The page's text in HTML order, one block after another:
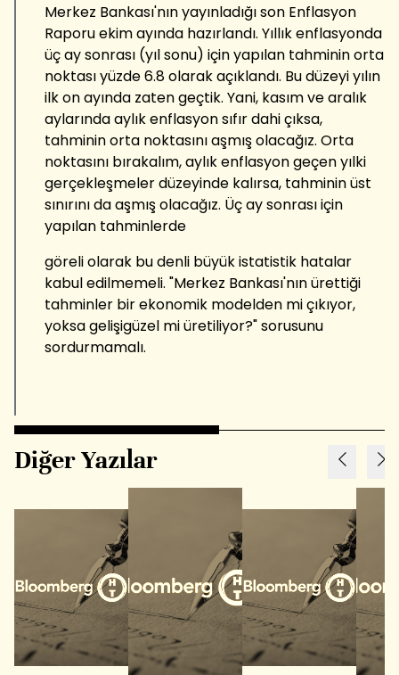
Merkez Bankası'nın yayınladığı son Enflasyon
Raporu ekim ayında hazırlandı. Yıllık enflasyonda
üç ay sonrası (yıl sonu) için yapılan tahminin orta
noktası yüzde 6.8 olarak açıklandı. Bu düzeyi yılın
ilk on ayında zaten geçtik. Yani, kasım ve aralık
aylarında aylık enflasyon sıfır dahi çıksa,
tahminin orta noktasını aşmış olacağız. Orta
noktasını bırakalım, aylık enflasyon geçen yılki
gerçekleşmeler düzeyinde kalırsa, tahminin üst
sınırını da aşmış olacağız. Üç ay sonrası için
yapılan tahminlerde
göreli olarak bu denli büyük istatistik hatalar
kabul edilmemeli. "Merkez Bankası'nın ürettiği
tahminler bir ekonomik modelden mi çıkıyor,
yoksa gelişigüzel mi üretiliyor?" sorusunu
sordurmamalı.
Diğer Yazılar